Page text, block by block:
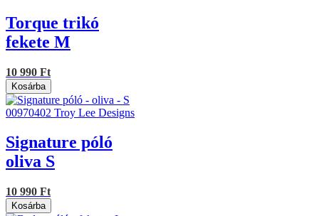
Torque trikó
fekete M
10 990 Ft
Kosárba
00970402 Troy Lee Designs
Signature póló
oliva S
10 990 Ft
Kosárba